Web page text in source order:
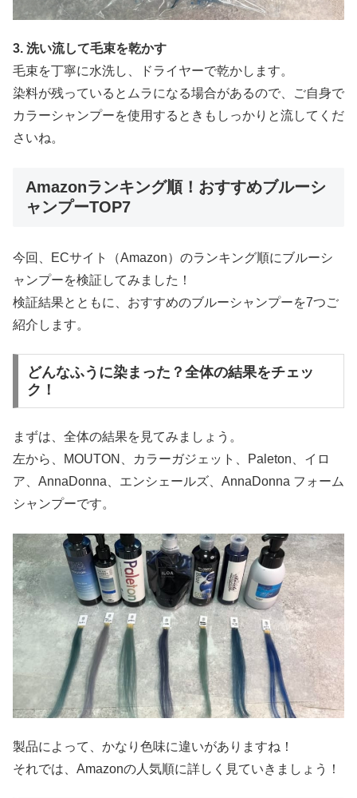
3. 洗い流して毛束を乾かす
毛束を丁寧に水洗し、ドライヤーで乾かします。
染料が残っているとムラになる場合があるので、ご自身で
カラーシャンプーを使用するときもしっかりと流してくだ
さいね。
Amazonランキング順！おすすめブルーシ
ャンプーTOP7
今回、ECサイト（Amazon）のランキング順にブルーシ
ャンプーを検証してみました！
検証結果とともに、おすすめのブルーシャンプーを7つご
紹介します。
どんなふうに染まった？全体の結果をチェッ
ク！
まずは、全体の結果を見てみましょう。
左から、MOUTON、カラーガジェット、Paleton、イロ
ア、AnnaDonna、エンシェールズ、AnnaDonna フォーム
シャンプーです。
製品によって、かなり色味に違いがありますね！
それでは、Amazonの人気順に詳しく見ていきましょう！